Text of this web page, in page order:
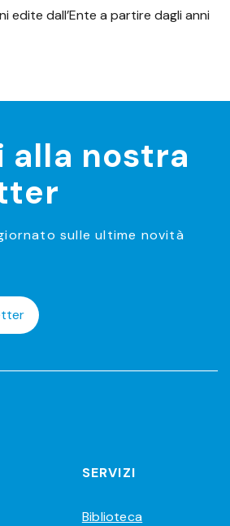
edite dall’Ente a partire dagli anni
nostra
sulle ultime novità
SERVIZI
Biblioteca